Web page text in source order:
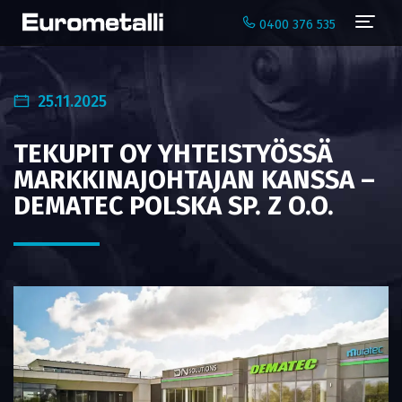
0400 376 535
25.11.2025
TEKUPIT OY YHTEISTYÖSSÄ
MARKKINAJOHTAJAN KANSSA –
DEMATEC POLSKA SP. Z O.O.